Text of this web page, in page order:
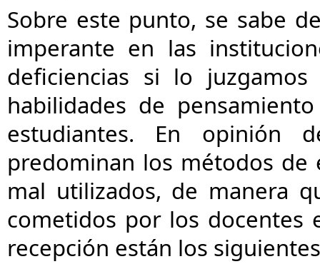
Sobre este punto, se sabe
imperante en las
deficiencias si lo
habilidades de
estudiantes. En opinión
predominan los métodos de
mal utilizados, de manera
cometidos por los docentes
recepción están los